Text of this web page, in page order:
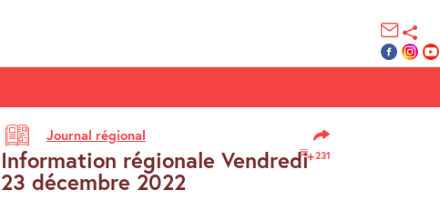
Journal régional
231
Information régionale Vendredi
23 décembre 2022